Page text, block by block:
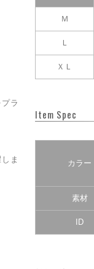
ラ
ま
Ｍ
Ｌ
ＸＬ
Item Spec
カラー
素材
ID